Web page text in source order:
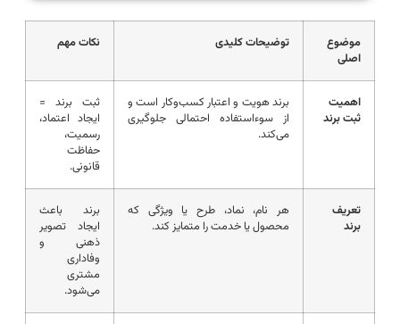
موضوع
اصلی
توضیحات کلیدی نکات مهم
اهمیت
ثبت برند
برند هویت و اعتبار کسب‌وکار است و
از سوءاستفاده احتمالی جلوگیری
می‌کند.
ثبت برند =
ایجاد اعتماد،
رسمیت،
حفاظت
قانونی.
تعریف
برند
هر نام، نماد، طرح یا ویژگی که
محصول یا خدمت را متمایز کند.
برند باعث
ایجاد تصویر
ذهنی و
وفاداری
مشتری
می‌شود.